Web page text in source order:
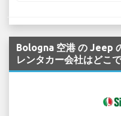
Bologna 空港 の Jeep
レンタカー会社はどこ